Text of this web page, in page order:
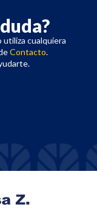
utiliza cualquiera
Contacto.